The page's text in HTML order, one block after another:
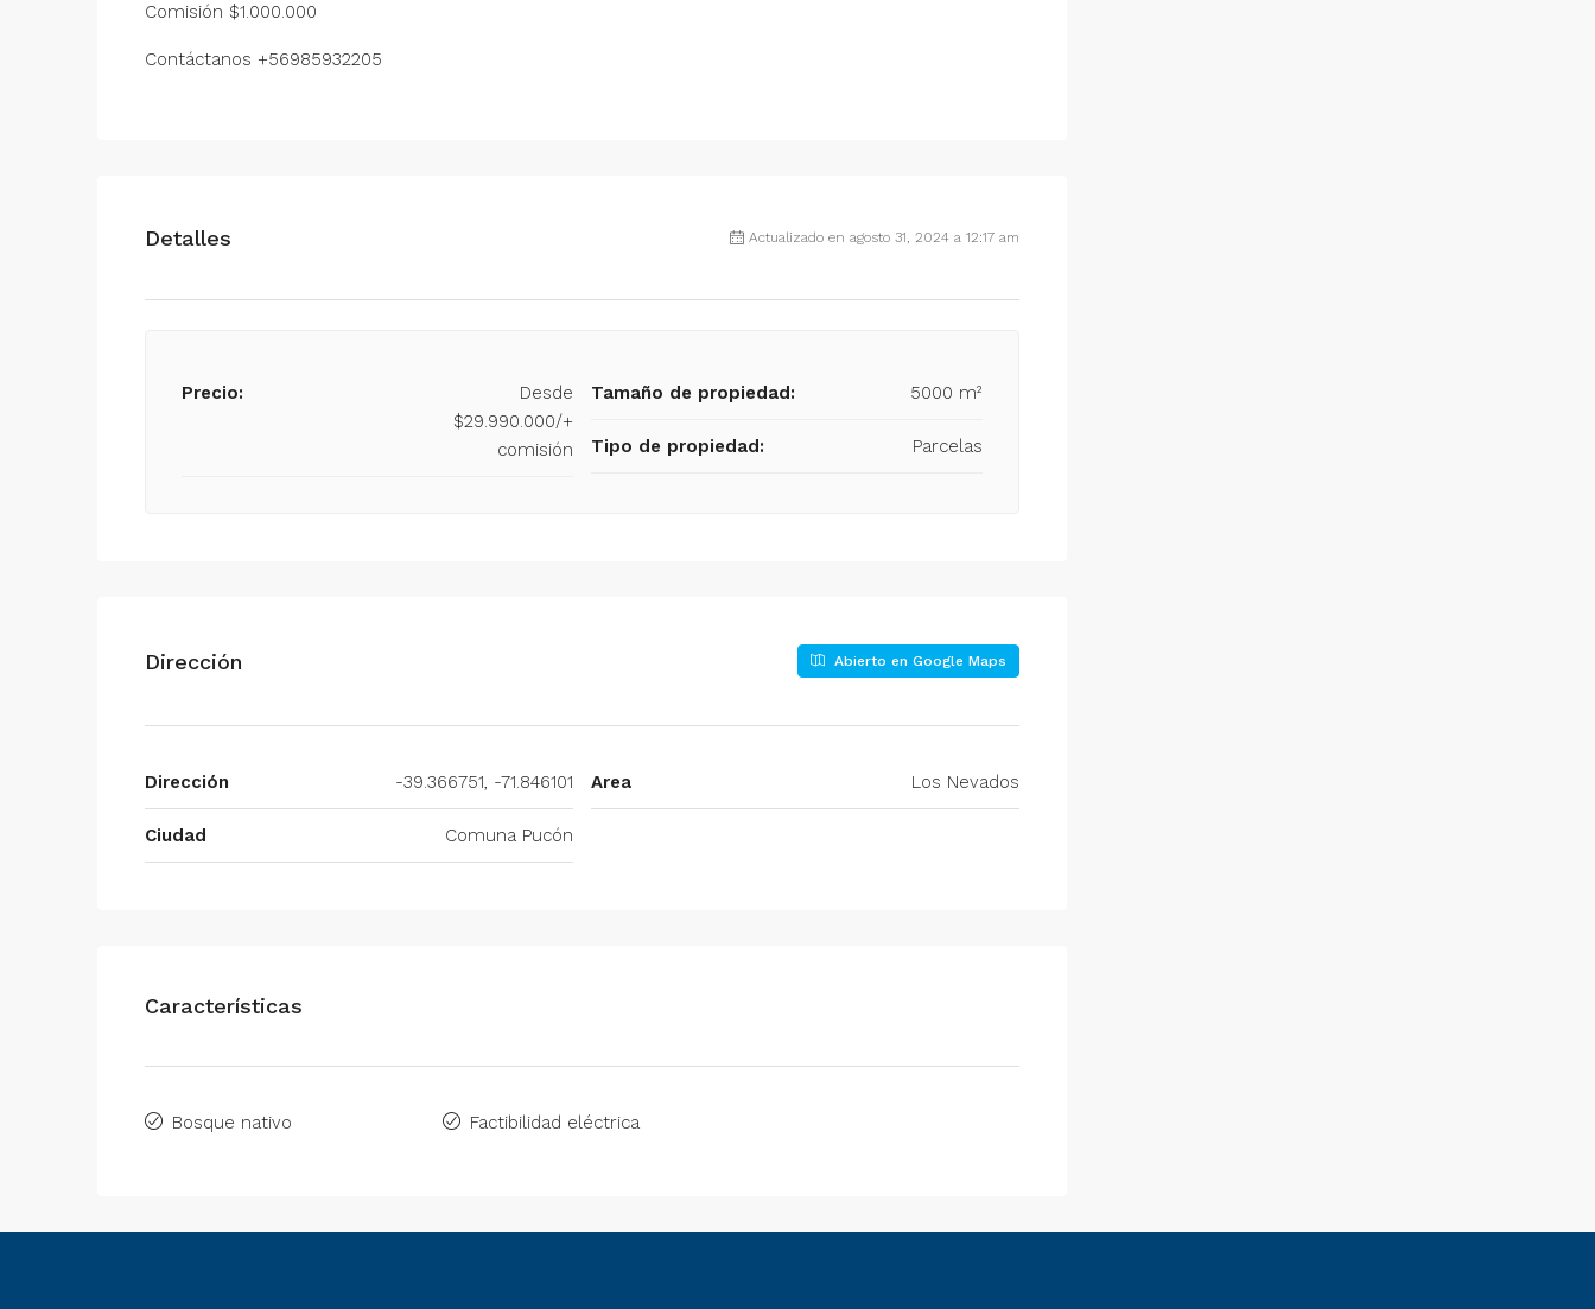
Comisión $1.000.000
Contáctanos +56985932205
Detalles Actualizado en agosto 31, 2024 a 12:17 am
Precio:
Desde
$29.990.000/+
comisión
Tamaño de propiedad: 5000 m²
Tipo de propiedad: Parcelas
Dirección Abierto en Google Maps
Dirección -39.366751, -71.846101
Ciudad Comuna Pucón
Area Los Nevados
Características
Bosque nativo Factibilidad eléctrica